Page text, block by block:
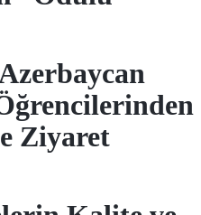
Ziyaret